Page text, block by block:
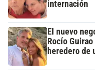
internación
El nuevo
Rocío
heredero de